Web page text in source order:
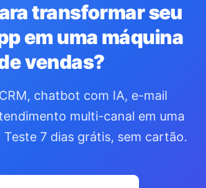
transformar seu
em uma máquina
vendas?
chatbot com IA, e-mail
multi-canal em uma
7 dias grátis, sem cartão.